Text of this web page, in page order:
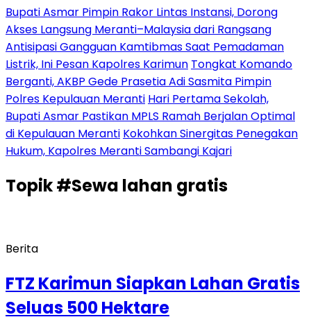
Bupati Asmar Pimpin Rakor Lintas Instansi, Dorong
Akses Langsung Meranti–Malaysia dari Rangsang
Antisipasi Gangguan Kamtibmas Saat Pemadaman
Listrik, Ini Pesan Kapolres Karimun Tongkat Komando
Berganti, AKBP Gede Prasetia Adi Sasmita Pimpin
Polres Kepulauan Meranti Hari Pertama Sekolah,
Bupati Asmar Pastikan MPLS Ramah Berjalan Optimal
di Kepulauan Meranti Kokohkan Sinergitas Penegakan
Hukum, Kapolres Meranti Sambangi Kajari
Topik#Sewa lahan gratis
Berita
FTZ Karimun Siapkan Lahan Gratis
Seluas 500 Hektare